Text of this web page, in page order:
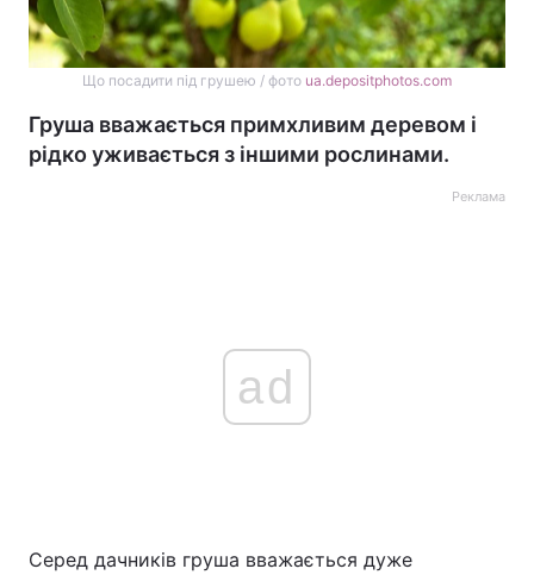
Що посадити під грушею / фото ua.depositphotos.com
Груша вважається примхливим деревом і
рідко уживається з іншими рослинами.
Реклама
ad
Серед дачників груша вважається дуже